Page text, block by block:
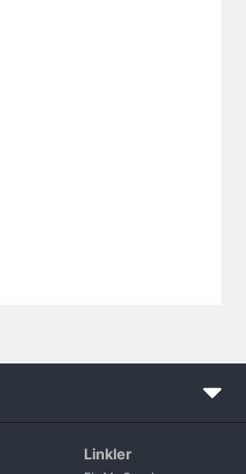
Linkler